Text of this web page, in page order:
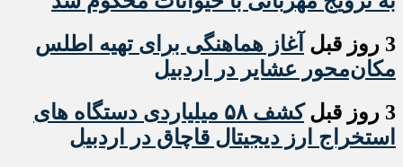
3 روز قبل
آغاز هماهنگی برای تهیه اطلس
مکان‌محور عشایر در اردبیل
3 روز قبل
کشف ۵۸ میلیاردی دستگاه های
استخراج ارز دیجیتال قاچاق در اردبیل